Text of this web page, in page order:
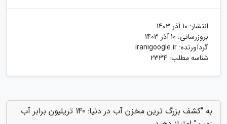
انتشار: 10 آذر 1403
بروزرسانی: 10 آذر 1403
گردآورنده: iranigoogle.ir
شناسه مطلب: 2334
به "کشف بزرگ ترین مخزن آب در دنیا: 140 تریلیون برابر آب